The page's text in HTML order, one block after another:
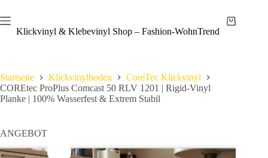
Inhalt
springenKlickvinyl & Klebevinyl Shop – Fashion-WohnTrend
Warenkorb
Startseite Klickvinylboden
CoreTec Klickvinyl
COREtec ProPlus Comcast 50 RLV 1201 | Rigid-Vinyl
Planke | 100% Wasserfest & Extrem Stabil
ANGEBOT